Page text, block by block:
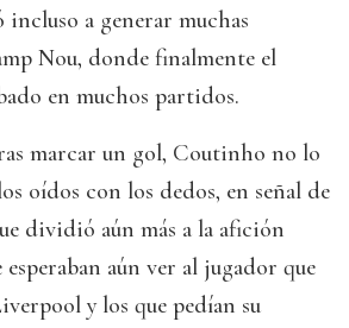
incluso a generar muchas
Nou, donde finalmente el
en muchos partidos.
marcar un gol, Coutinho no lo
oídos con los dedos, en señal de
dividió aún más a la afición
esperaban aún ver al jugador que
y los que pedían su